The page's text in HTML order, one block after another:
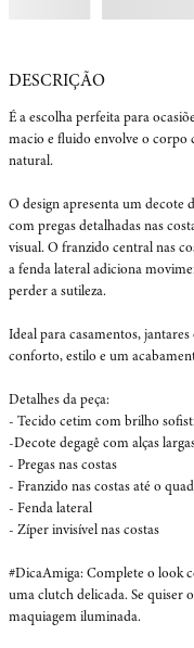
É a escolha perfeita para
macio e fluido envolve o corpo
natural.
O design apresenta um decote
com pregas detalhadas nas
visual. O franzido central nas
a fenda lateral adiciona
perder a sutileza.
Ideal para casamentos,
conforto, estilo e um
Detalhes da peça:
- Tecido cetim com brilho
-Decote degagê com alças
- Pregas nas costas
- Franzido nas costas até o
- Fenda lateral
- Zíper invisível nas costas
#DicaAmiga: Complete o look
uma clutch delicada. Se quiser
maquiagem iluminada.